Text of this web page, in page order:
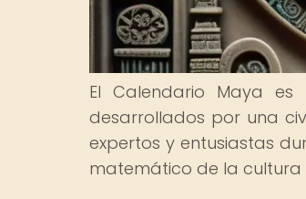
El Calendario Maya
desarrollados por una
expertos y entusiastas
matemático de la cultura